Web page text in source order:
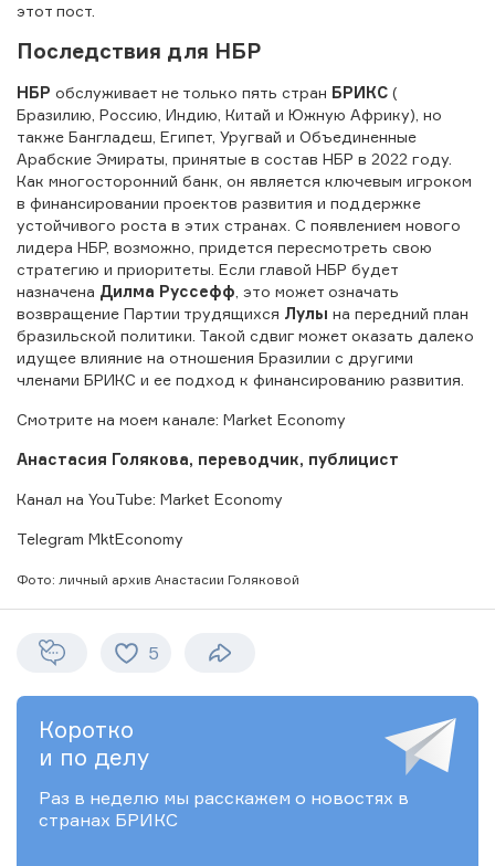
этот пост.
Последствия для НБР
НБР обслуживает не только пять стран БРИКС (
Бразилию, Россию, Индию, Китай и Южную Африку), но
также Бангладеш, Египет, Уругвай и Объединенные
Арабские Эмираты, принятые в состав НБР в 2022 году.
Как многосторонний банк, он является ключевым игроком
в финансировании проектов развития и поддержке
устойчивого роста в этих странах. С появлением нового
лидера НБР, возможно, придется пересмотреть свою
стратегию и приоритеты. Если главой НБР будет
назначена Дилма Руссефф , это может означать
возвращение Партии трудящихся Лулы на передний план
бразильской политики. Такой сдвиг может оказать далеко
идущее влияние на отношения Бразилии с другими
членами БРИКС и ее подход к финансированию развития.
Смотрите на моем канале: Market Economy
Анастасия Голякова, переводчик, публицист
Канал на YouTube: Market Economy
Telegram MktEconomy
Фото: личный архив Анастасии Голяковой
5
Коротко
и по делу
Раз в неделю мы расскажем о новостях в
странах БРИКС